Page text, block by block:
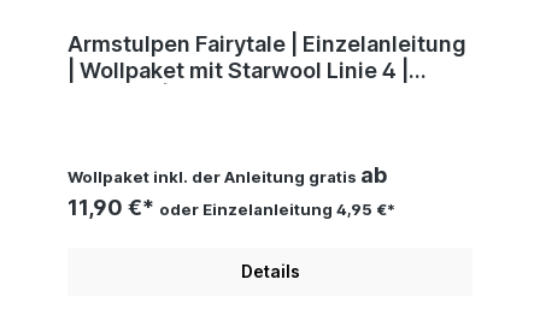
Armstulpen Fairytale | Einzelanleitung
| Wollpaket mit Starwool Linie 4 |
Wollpaket inkl. der Anleitung gratis ab
11,90 €* oder Einzelanleitung 4,95 €*
Details